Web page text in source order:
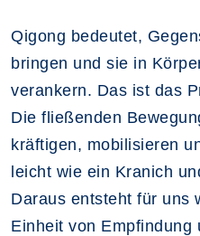
Qigong bedeutet,
bringen und sie in
verankern. Das ist das
Die fließenden
kräftigen, mobilisieren
leicht wie ein Kranich
Daraus entsteht für uns
Einheit von Empfindung